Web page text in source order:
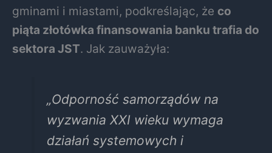
gminami i miastami, podkreślając, że co
piąta złotówka finansowania banku trafia do
sektora JST. Jak zauważyła:
„Odporność samorządów na
wyzwania XXI wieku wymaga
działań systemowych i